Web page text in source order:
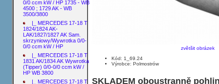
0/0 ccm kW / HP 1735 - WB
4500 ; 1729 AK - WB
3500/3800
|_ MERCEDES 17-18 T
1824/1824 AK-
LAK/1827/1827 AK Sam.
skrzyniowy/Wywrotka 0/0-
0/0 ccm kW / HP
|_ MERCEDES 17-18 T
1831 AK/1834 AK Wywrotka
(Tipper) 0/0-0/0 ccm kW /
HP WB 3800
|_ MERCEDES 17-18 T
zvětšit obrázek
Kód: 1_69.24
Výrobce: Polmostrów
SKLADEM oboustranně